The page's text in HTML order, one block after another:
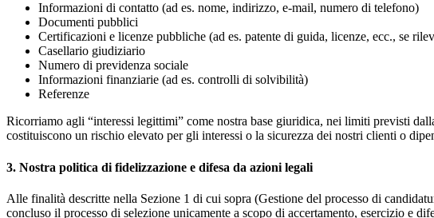
Informazioni di contatto (ad es. nome, indirizzo, e-mail, numero di telefono)
Documenti pubblici
Certificazioni e licenze pubbliche (ad es. patente di guida, licenze, ecc., se
Casellario giudiziario
Numero di previdenza sociale
Informazioni finanziarie (ad es. controlli di solvibilità)
Referenze
Ricorriamo agli “interessi legittimi” come nostra base giuridica, nei limiti previsti
costituiscono un rischio elevato per gli interessi o la sicurezza dei nostri clienti o
3. Nostra politica di fidelizzazione e difesa da azioni legali
Alle finalità descritte nella Sezione 1 di cui sopra (Gestione del processo di
concluso il processo di selezione unicamente a scopo di accertamento, esercizio e